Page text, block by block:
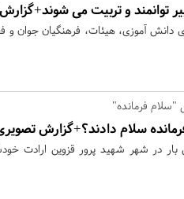
توانمند و تربیت می
دانش آموزی، هیئات، فرهنگیان جوان و
"سلام فرمانده"
سلام دادند؟+گزارش
در شهر شهید پرور قزوین ارادت